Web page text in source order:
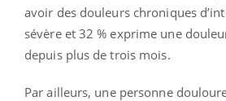
avoir des douleurs chroniques
sévère et 32 % exprime une
depuis plus de trois mois.
Par ailleurs, une personne